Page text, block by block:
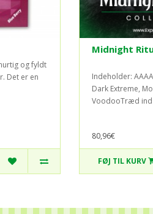
og fyldt
Det er en
Midnight
Indeholder:
Dark Extreme,
VoodooTræd ind
80,96€
FØJ TIL KURV